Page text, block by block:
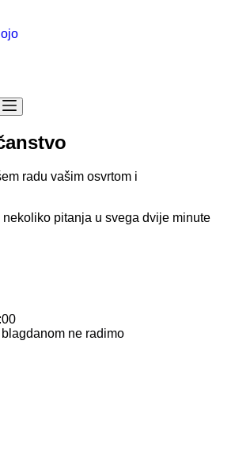
radu vašim osvrtom i
pitanja u svega dvije minute
ne radimo